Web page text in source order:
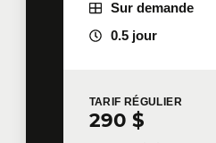
Sur demande
0.5 jour
TARIF RÉGULIER
290 $